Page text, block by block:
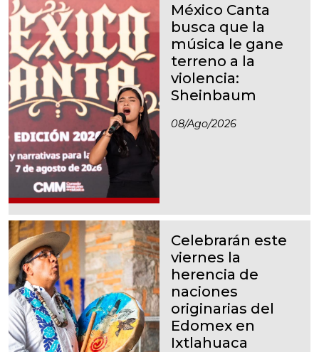
México Canta
busca que la
música le gane
terreno a la
violencia:
Sheinbaum
08/ago/2026
Celebrarán este
viernes la
herencia de
naciones
originarias del
Edomex en
Ixtlahuaca